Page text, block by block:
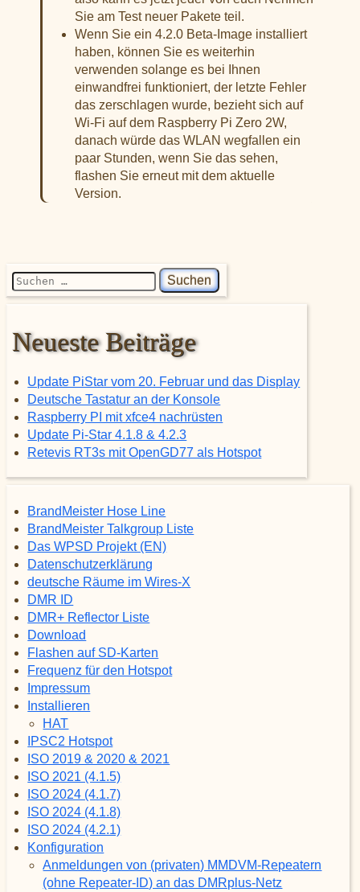
Sie am Test neuer Pakete teil.
Wenn Sie ein 4.2.0 Beta-Image installiert
haben, können Sie es weiterhin
verwenden solange es bei Ihnen
einwandfrei funktioniert, der letzte Fehler
das zerschlagen wurde, bezieht sich auf
Wi-Fi auf dem Raspberry Pi Zero 2W,
danach würde das WLAN wegfallen ein
paar Stunden, wenn Sie das sehen,
flashen Sie erneut mit dem aktuelle
Version.
Suchen nach:
Neueste Beiträge
Update PiStar vom 20. Februar und das Display
Deutsche Tastatur an der Konsole
Raspberry PI mit xfce4 nachrüsten
Update Pi-Star 4.1.8 & 4.2.3
Retevis RT3s mit OpenGD77 als Hotspot
BrandMeister Hose Line
BrandMeister Talkgroup Liste
Das WPSD Projekt (EN)
Datenschutzerklärung
deutsche Räume im Wires-X
DMR ID
DMR+ Reflector Liste
Download
Flashen auf SD-Karten
Frequenz für den Hotspot
Impressum
Installieren
HAT
IPSC2 Hotspot
ISO 2019 & 2020 & 2021
ISO 2021 (4.1.5)
ISO 2024 (4.1.7)
ISO 2024 (4.1.8)
ISO 2024 (4.2.1)
Konfiguration
Anmeldungen von (privaten) MMDVM-Repeatern
(ohne Repeater-ID) an das DMRplus-Netz